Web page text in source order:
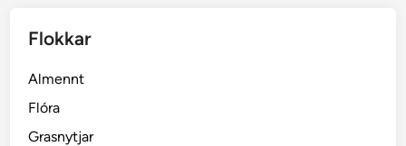
Flokkar
Almennt
Flóra
Grasnytjar